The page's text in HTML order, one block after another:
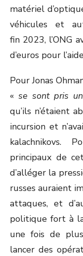
matériel
véhicules et
fin 2023, l’ONG
d’euros pour
Pour Jonas
« se sont pris
qu’ils n’étaient
incursion et
kalachnikovs.
principaux de
d’alléger la
russes auraient
attaques, et
politique fort à
une fois de
lancer des